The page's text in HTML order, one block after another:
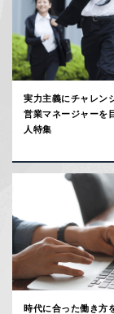
実力主義にチャレン
営業マネージャーを
人特集
時代に合った働き